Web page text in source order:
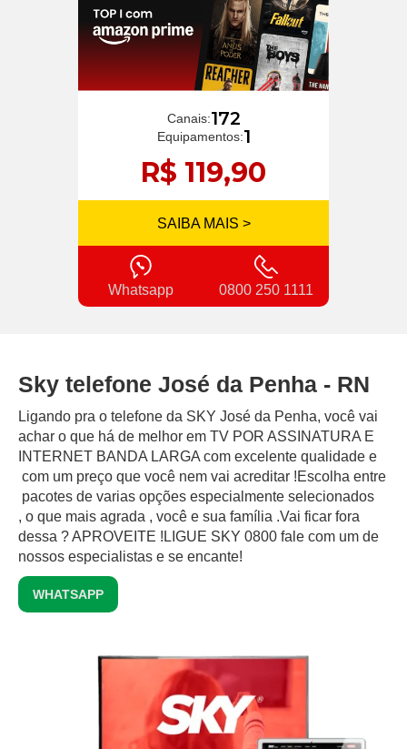
Canais:172
Equipamentos:1
R$ 119,90
SAIBA MAIS >
Whatsapp 0800 250 1111
Sky telefone José da Penha - RN
Ligando pra o telefone da SKY José da Penha, você vai
achar o que há de melhor em TV POR ASSINATURA E
INTERNET BANDA LARGA com excelente qualidade e
com um preço que você nem vai acreditar !Escolha entre
pacotes de varias opções especialmente selecionados
, o que mais agrada , você e sua família .Vai ficar fora
dessa ? APROVEITE !LIGUE SKY 0800 fale com um de
nossos especialistas e se encante!
WHATSAPP